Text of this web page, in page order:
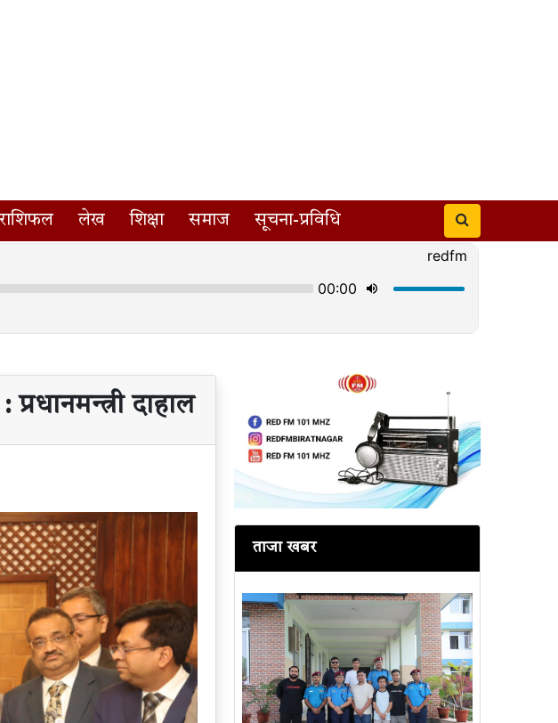
राशिफल लेख शिक्षा समाज सूचना-प्रविधि
दाहाल
ताजा खबर